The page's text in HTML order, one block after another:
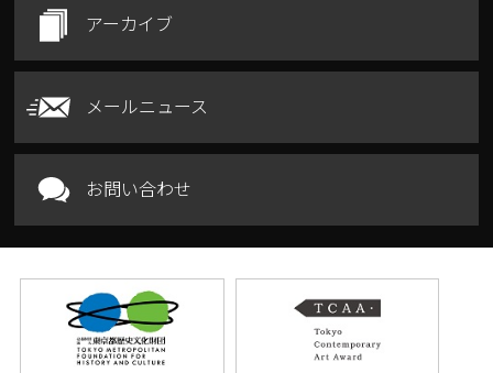
アーカイブ
メールニュース
お問い合わせ